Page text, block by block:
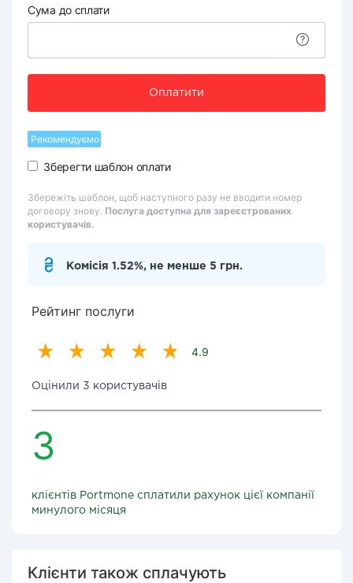
Сума до сплати
Оплатити
Рекомендуємо
Зберегти шаблон оплати
Збережіть шаблон, щоб наступного разу не вводити номер
договору знову. Послуга доступна для зареєстрованих
користувачів.
Комісія 1.52%, не менше 5 грн.
Рейтинг послуги
4.9
Оцінили 3 користувачів
3
клієнтів Portmone сплатили рахунок цієї компанії
минулого місяця
Клієнти також сплачують